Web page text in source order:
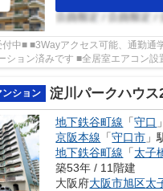
中■ ■3Wayアクセス可能、通勤通
ション済みです ■全居室エアコン設
ンション
淀川パークハウス
地下鉄谷町線 「守口
京阪本線 「守口市 」
地下鉄谷町線 「太子
築53年 / 11階建
大阪府大阪市旭区太